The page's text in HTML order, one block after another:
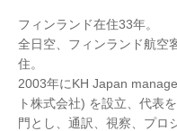
フィンランド在住33年。
全日空、フィンランド航空
住。
2003年にKH Japan
ト株式会社) を設立、代表
門とし、通訳、視察、プロ